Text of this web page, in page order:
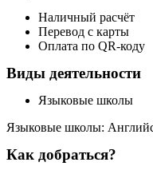
Наличный расчёт
Перевод с карты
Оплата по QR-коду
Виды деятельности
Языковые школы
Языковые школы:
Как добраться?